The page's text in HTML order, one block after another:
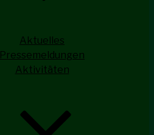
Aktuelles
Pressemeldungen
Aktivitäten